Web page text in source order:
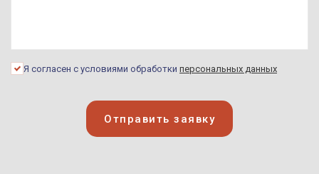
Я согласен с условиями обработки персональных данных
Отправить заявку